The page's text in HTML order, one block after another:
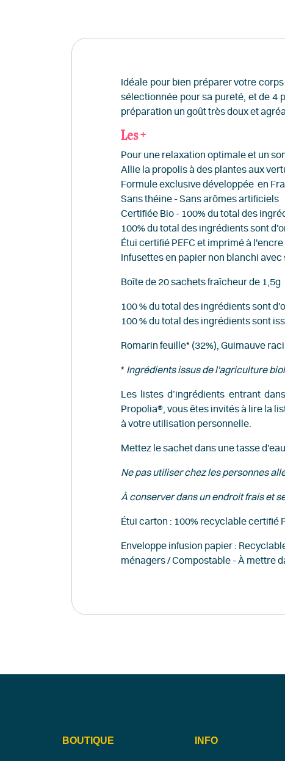
Idéale pour bien préparer votre
sélectionnée pour sa pureté, et de 4
préparation un goût très doux et
Les +
Pour une relaxation optimale et un
Allie la propolis à des plantes aux
Formule exclusivedéveloppée en
Sans théine - Sans arômes artificiels
Certifiée Bio - 100% du total des
100% du total des ingrédients sont
Étui certifié PEFC et imprimé à
Infusettes en papier non blanchi
Boîte de 20 sachets fraîcheur de 1,5g
100 % du total des ingrédients sont
100 % du total des ingrédients sont
Romarin feuille* (32%), Guimauve
* Ingrédients issus de l'agriculture
Les listes d’ingrédients entrant
Propolia®, vous êtes invités à lire la
à votre utilisation personnelle.
Mettez le sachet dans une tasse
Ne pas utiliser chez les personnes
À conserver dans un endroit frais et
Étui carton : 100% recyclable certifié
Enveloppe infusion papier :
ménagers / Compostable - À mettre
BOUTIQUE INFO